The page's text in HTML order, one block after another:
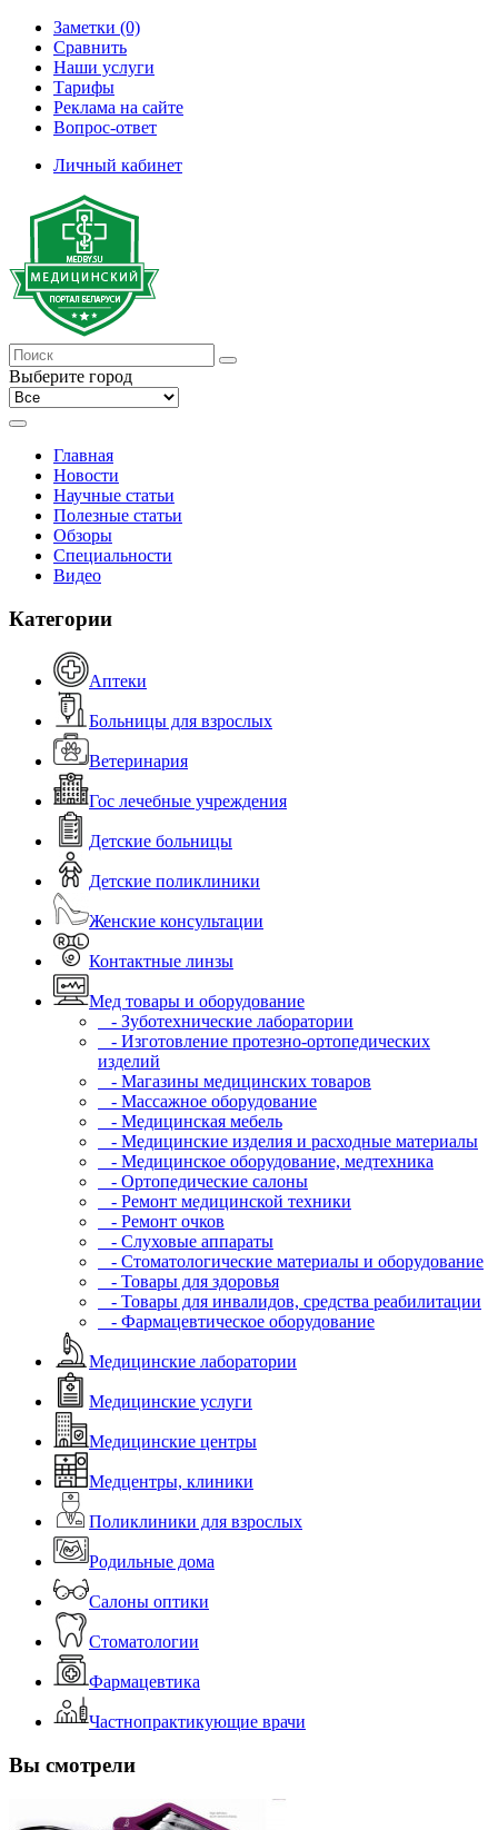
Заметки (0)
Сравнить
Наши услуги
Тарифы
Реклама на сайте
Вопрос-ответ
Личный кабинет
Выберите город
Главная
Новости
Научные статьи
Полезные статьи
Обзоры
Специальности
Видео
Категории
Аптеки
Больницы для взрослых
Ветеринария
Гос лечебные учреждения
Детские больницы
Детские поликлиники
Женские консультации
Контактные линзы
Мед товары и оборудование
- Зуботехнические лаборатории
- Изготовление протезно-ортопедических
изделий
- Магазины медицинских товаров
- Массажное оборудование
- Медицинская мебель
- Медицинские изделия и расходные материалы
- Медицинское оборудование, медтехника
- Ортопедические салоны
- Ремонт медицинской техники
- Ремонт очков
- Слуховые аппараты
- Стоматологические материалы и оборудование
- Товары для здоровья
- Товары для инвалидов, средства реабилитации
- Фармацевтическое оборудование
Медицинские лаборатории
Медицинские услуги
Медицинские центры
Медцентры, клиники
Поликлиники для взрослых
Родильные дома
Салоны оптики
Стоматологии
Фармацевтика
Частнопрактикующие врачи
Вы смотрели